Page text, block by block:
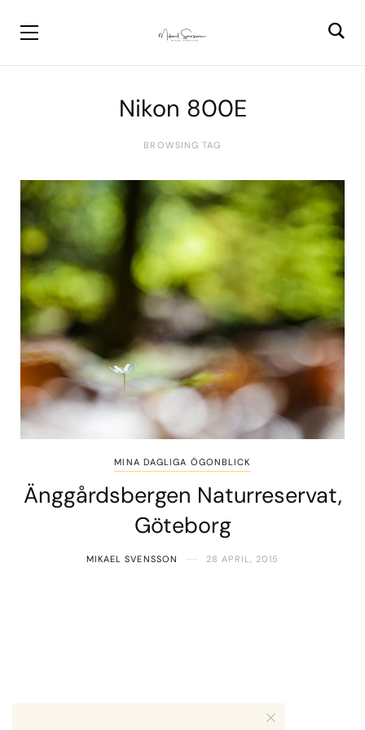
Nikon 800E
BROWSING TAG
MINA DAGLIGA ÖGONBLICK
Änggårdsbergen Naturreservat,
Göteborg
MIKAEL SVENSSON 28 APRIL, 2015